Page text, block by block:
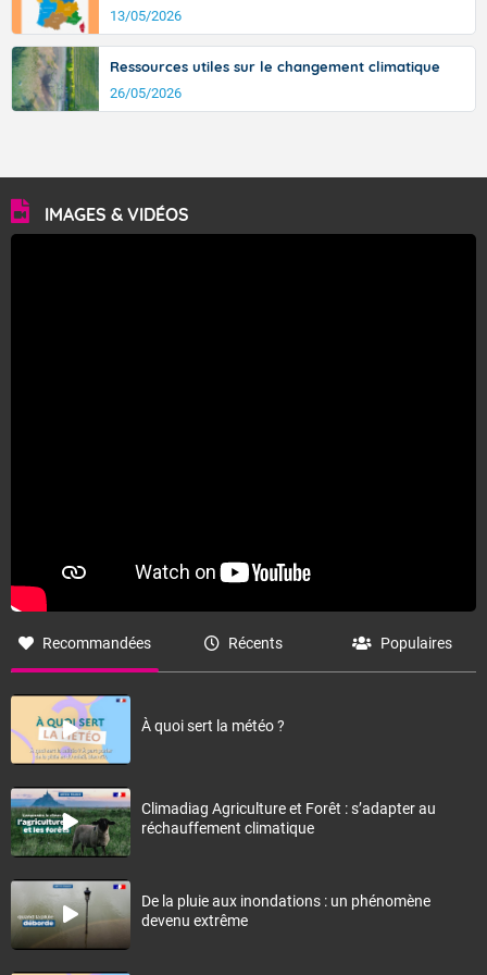
13/05/2026
Ressources utiles sur le changement climatique
26/05/2026
IMAGES & VIDÉOS
Recommandées Récents Populaires
À quoi sert la météo ?
Climadiag Agriculture et Forêt : s’adapter au
réchauffement climatique
De la pluie aux inondations : un phénomène
devenu extrême